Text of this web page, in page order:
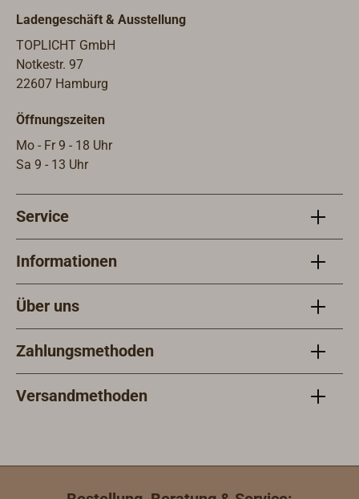
Ladengeschäft & Ausstellung
TOPLICHT GmbH
Notkestr. 97
22607 Hamburg
Öffnungszeiten
Mo - Fr 9 - 18 Uhr
Sa 9 - 13 Uhr
Service
Informationen
Über uns
Zahlungsmethoden
Versandmethoden